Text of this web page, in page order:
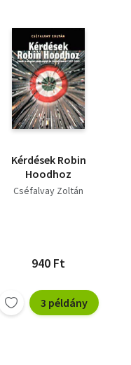
Kérdések Robin
Hoodhoz
Cséfalvay Zoltán
940 Ft
3 példány